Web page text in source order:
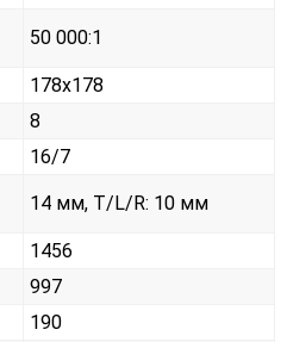
50 000:1
178x178
8
16/7
14 мм, T/L/R: 10 мм
1456
997
190